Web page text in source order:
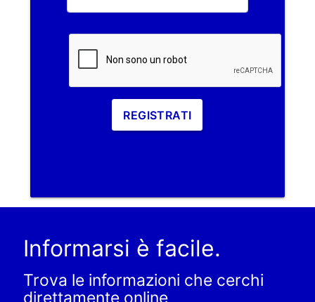
REGISTRATI
Informarsi è facile.
Trova le informazioni che cerchi
direttamente online